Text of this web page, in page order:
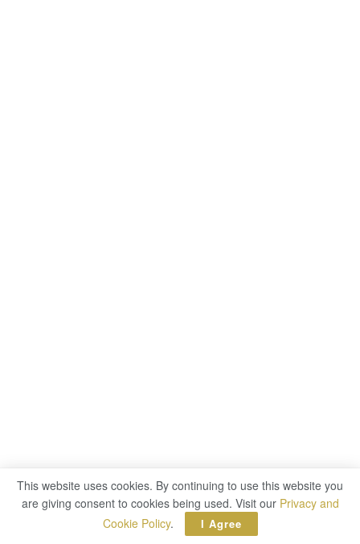
This website uses cookies. By continuing to use this website you
are giving consent to cookies being used. Visit our Privacy and
Cookie Policy. I Agree